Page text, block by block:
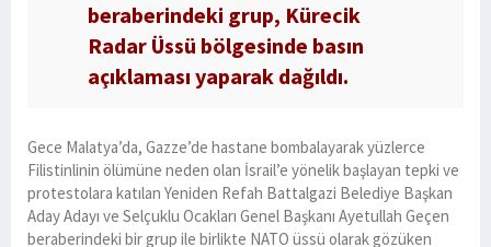
beraberindeki grup, Kürecik
Radar Üssü bölgesinde basın
açıklaması yaparak dağıldı.
Gece Malatya’da, Gazze’de hastane bombalayarak yüzlerce
Filistinlinin ölümüne neden olan İsrail’e yönelik başlayan tepki ve
protestolara katılan Yeniden Refah Battalgazi Belediye Başkan
Aday Adayı ve Selçuklu Ocakları Genel Başkanı Ayetullah Geçen
beraberindeki bir grup ile birlikte NATO üssü olarak gözüken